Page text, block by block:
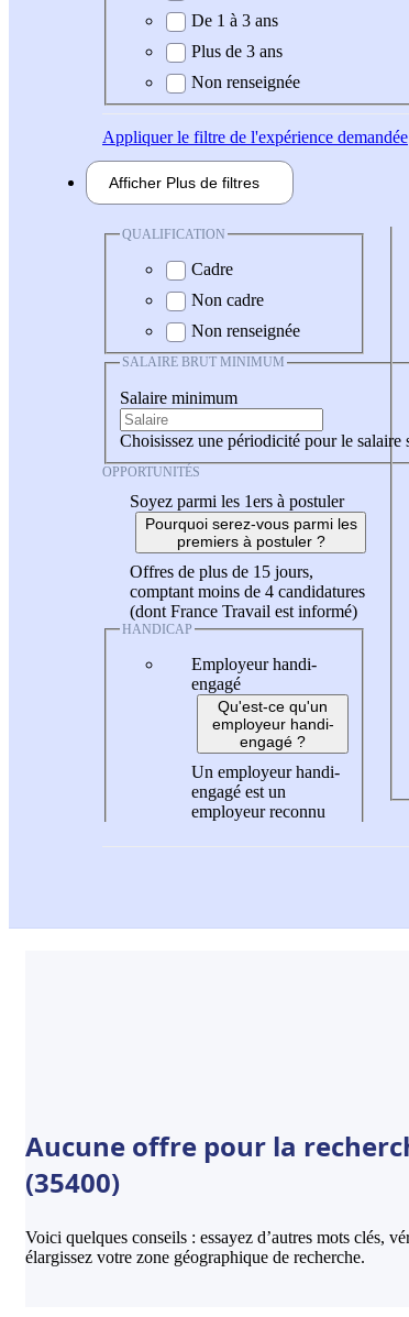
De 1 à 3 ans
Plus de 3 ans
Non renseignée
Appliquerle filtre de l'expérience demandée
Afficher Plus de filtres
QUALIFICATION
Cadre
Non cadre
Non renseignée
SALAIRE BRUT MINIMUM
Salaire minimum
Choisissez une périodicité pour le salaire
OPPORTUNITÉS
Soyez parmi les 1ers à postuler
Pourquoi serez-vous parmi les
premiers à postuler ?
Offres de plus de 15 jours,
comptant moins de 4 candidatures
(dont France Travail est informé)
HANDICAP
Employeur handi-
engagé
Qu'est-ce qu'un
employeur handi-
engagé ?
Un employeur handi-
engagé est un
employeur reconnu
Aucune offre pour la
(35400)
Voici quelques conseils : essayez d’autres mots clés,
élargissez votre zone géographique de recherche.